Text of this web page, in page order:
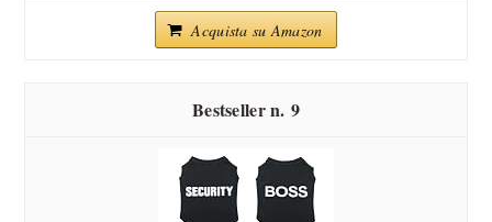
Acquista su Amazon
9